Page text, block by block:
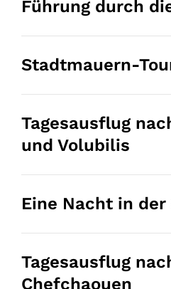
Führung durch
Stadtmauern-
Tagesausflug
und Volubilis
Eine Nacht in der
Tagesausflug
Chefchaouen